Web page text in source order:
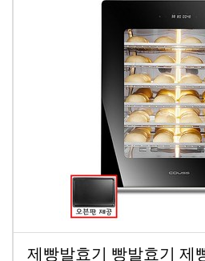
제빵발효기 빵발효기 제